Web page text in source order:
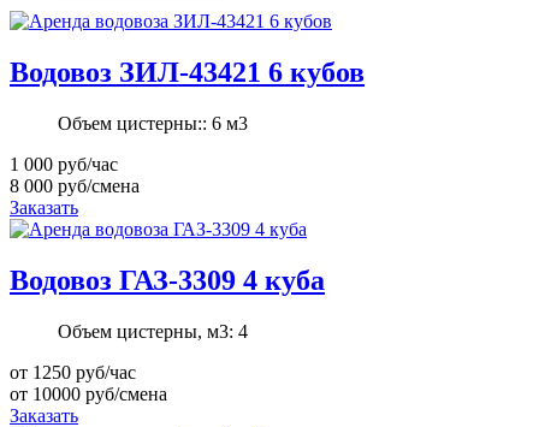
Водовоз ЗИЛ-43421 6 кубов
Объем цистерны:: 6 м3
1 000 руб/час
8 000 руб/смена
Заказать
Водовоз ГАЗ-3309 4 куба
Объем цистерны, м3: 4
от 1250 руб/час
от 10000 руб/смена
Заказать